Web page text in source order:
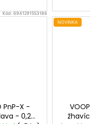
Kód:6941291553186
PnP-X -
- 0,2
NOVINKA